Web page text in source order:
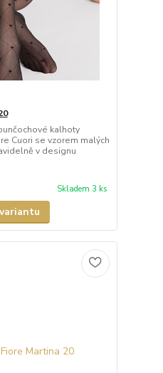
kalhoty
Cuori se vzorem malých
v designu
Skladem 3 ks